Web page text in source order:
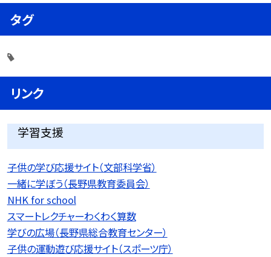
タグ
リンク
学習支援
子供の学び応援サイト（文部科学省）
一緒に学ぼう（長野県教育委員会）
NHK for school
スマートレクチャーわくわく算数
学びの広場（長野県総合教育センター）
子供の運動遊び応援サイト（スポーツ庁）